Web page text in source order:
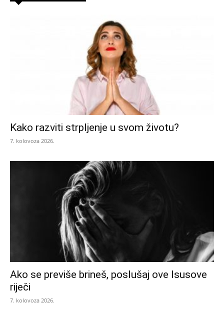
Kako razviti strpljenje u svom životu?
7. kolovoza 2026.
Ako se previše brineš, poslušaj ove Isusove
riječi
7. kolovoza 2026.